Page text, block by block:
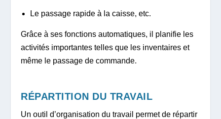
Le passage rapide à la caisse, etc.
Grâce à ses fonctions automatiques, il planifie les
activités importantes telles que les inventaires et
même le passage de commande.
RÉPARTITION DU TRAVAIL
Un outil d’organisation du travail permet de répartir